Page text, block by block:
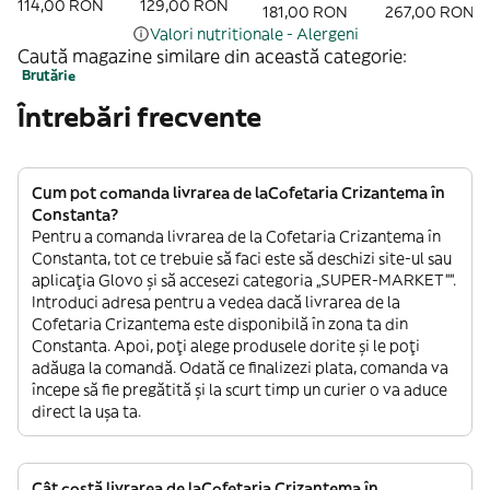
114,00 RON 129,00 RON
181,00 RON
267,00 RON
Valori nutritionale - Alergeni
Caută magazine similare din această categorie:
Brutărie
Întrebări frecvente
Cum pot comanda livrarea de laCofetaria Crizantema în
Constanta?
Pentru a comanda livrarea de la Cofetaria Crizantema în
Constanta, tot ce trebuie să faci este să deschizi site-ul sau
aplicația Glovo și să accesezi categoria „SUPER-MARKET””.
Introduci adresa pentru a vedea dacă livrarea de la
Cofetaria Crizantema este disponibilă în zona ta din
Constanta. Apoi, poți alege produsele dorite și le poți
adăuga la comandă. Odată ce finalizezi plata, comanda va
începe să fie pregătită și la scurt timp un curier o va aduce
direct la ușa ta.